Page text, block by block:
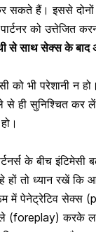
सकते हैं। इससे
पार्टनर को उत्तेजित
से साथ सेक्स के बाद
को भी परेशानी न
से ही सुनिश्चित कर
के बीच
हों तो ध्यान रखें
में पेनेट्रेटिव सेक्स
(foreplay) करके